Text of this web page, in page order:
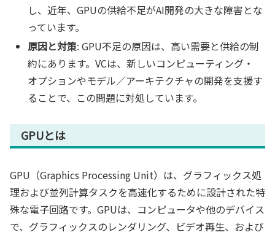
し、近年、GPUの供給不足がAI開発の大きな障害とな
っています。
原因と対策: GPU不足の原因は、高い需要と供給の制
約にあります。VCは、新しいコンピューティング・
オプションやモデル／アーキテクチャの開発を支援す
ることで、この問題に対処しています。
GPUとは
GPU（Graphics Processing Unit）は、グラフィックス処
理および並列計算タスクを高速化するために設計された特
殊な電子回路です。GPUは、コンピュータや他のデバイス
で、グラフィックスのレンダリング、ビデオ再生、および